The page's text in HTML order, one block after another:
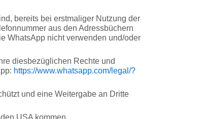
bereits bei erstmaliger Nutzung der
aus den Adressbüchern
WhatsApp nicht verwenden und/oder
diesbezüglichen Rechte und
https://www.whatsapp.com/legal /?
und eine Weitergabe an Dritte
USA kommen.